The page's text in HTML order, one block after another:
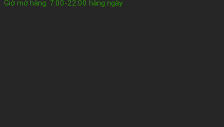
Giờ mở hàng: 7:00-22:00 hàng ngày